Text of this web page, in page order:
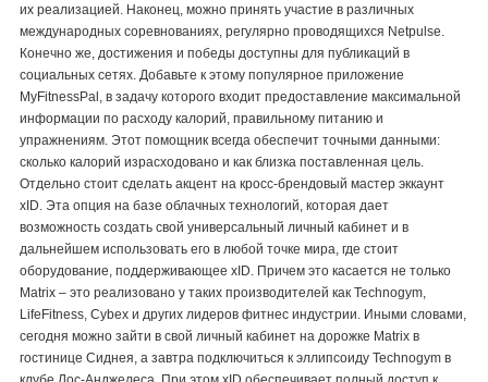
их реализацией. Наконец, можно принять участие в различных
международных соревнованиях, регулярно проводящихся Netpulse.
Конечно же, достижения и победы доступны для публикаций в
социальных сетях. Добавьте к этому популярное приложение
MyFitnessPal, в задачу которого входит предоставление максимальной
информации по расходу калорий, правильному питанию и
упражнениям. Этот помощник всегда обеспечит точными данными:
сколько калорий израсходовано и как близка поставленная цель.
Отдельно стоит сделать акцент на кросс-брендовый мастер эккаунт
xID. Эта опция на базе облачных технологий, которая дает
возможность создать свой универсальный личный кабинет и в
дальнейшем использовать его в любой точке мира, где стоит
оборудование, поддерживающее xID. Причем это касается не только
Matrix – это реализовано у таких производителей как Technogym,
LifeFitness, Cybex и других лидеров фитнес индустрии. Иными словами,
сегодня можно зайти в свой личный кабинет на дорожке Matrix в
гостинице Сиднея, а завтра подключиться к эллипсоиду Technogym в